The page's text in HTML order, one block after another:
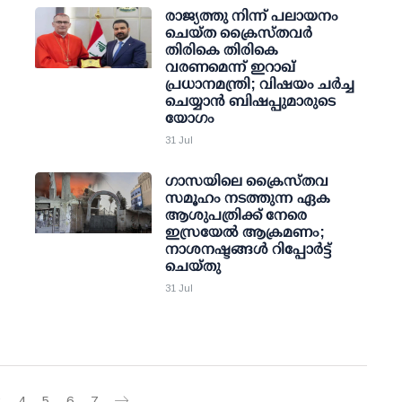
രാജ്യത്തു നിന്ന് പലായനം
ചെയ്ത ക്രൈസ്തവര്‍
തിരികെ തിരികെ
വരണമെന്ന് ഇറാഖ്
പ്രധാനമന്ത്രി; വിഷയം ചര്‍ച്ച
ചെയ്യാന്‍ ബിഷപ്പുമാരുടെ
യോഗം
31 Jul
ഗാസയിലെ ക്രൈസ്തവ
സമൂഹം നടത്തുന്ന ഏക
ആശുപത്രിക്ക് നേരെ
ഇസ്രയേൽ ആക്രമണം;
നാശനഷ്ടങ്ങൾ റിപ്പോർട്ട്
ചെയ്തു
31 Jul